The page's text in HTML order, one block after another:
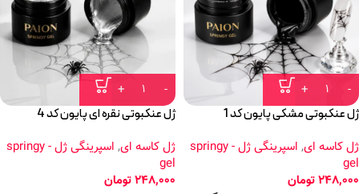
ژل عنکبوتی مشکی پایون کد 1
ژل کاسه ای,
اسپرینگی ژل - springy
gel
248,000تومان
ژل عنکبوتی نقره ای پایون کد 4
ژل کاسه ای,
اسپرینگی ژل - springy
gel
248,000تومان